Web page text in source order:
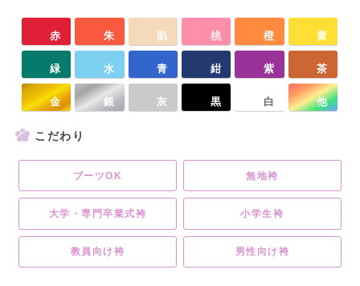
赤 朱 肌 桃 橙 黄
緑 水 青 紺 紫 茶
金 銀 灰 黒 白 他
こだわり
ブーツOK 無地袴
大学・専門卒業式袴 小学生袴
教員向け袴 男性向け袴